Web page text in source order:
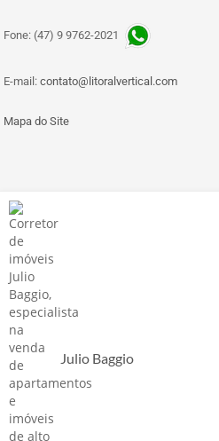
Fone: (47) 9 9762-2021
E-mail: contato@litoralvertical.com
Mapa do Site
© Copyright 2013 » 2026 Engenheiro
Julio Baggio